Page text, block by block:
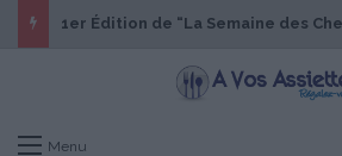
Menu